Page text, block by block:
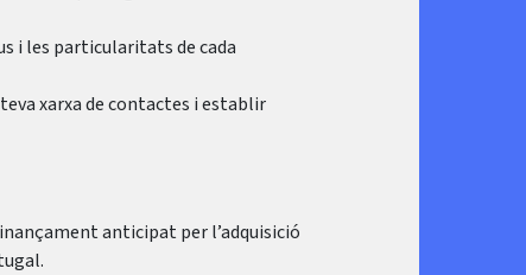
i les particularitats de cada
xarxa de contactes i establir
anticipat per l’adquisició